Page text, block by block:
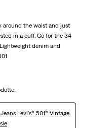
around the waist and just
in a cuff. Go for the 34
denim and
Jeans Levi's® 501® Vintage